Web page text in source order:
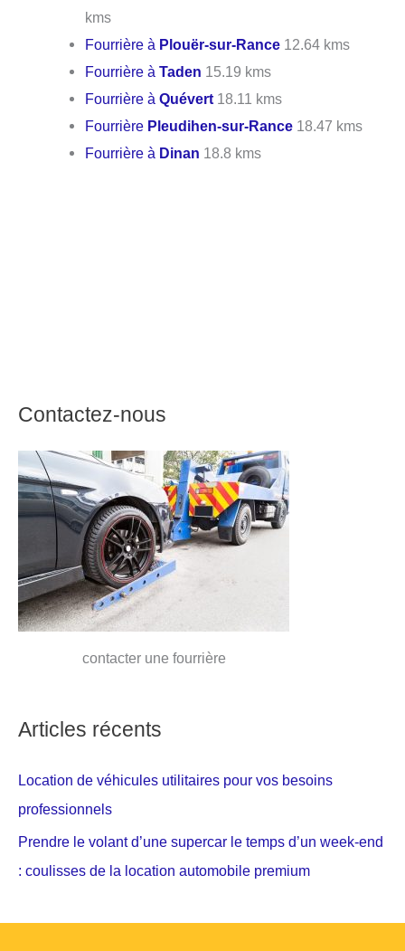
kms
Fourrière à Plouër-sur-Rance 12.64 kms
Fourrière àTaden 15.19 kms
Fourrière àQuévert 18.11 kms
Fourrière Pleudihen-sur-Rance 18.47 kms
Fourrière à Dinan 18.8 kms
Contactez-nous
contacter une fourrière
Articles récents
Location de véhicules utilitaires pour vos besoins
professionnels
Prendre le volant d’une supercar le temps d’un week-end
: coulisses de la location automobile premium